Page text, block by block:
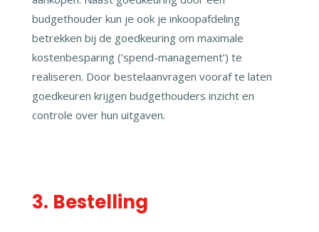
budgethouder kun je ook je inkoopafdeling
betrekken bij de goedkeuring om maximale
kostenbesparing (‘spend-management’) te
realiseren. Door bestelaanvragen vooraf te laten
goedkeuren krijgen budgethouders inzicht en
controle over hun uitgaven.
3. Bestelling